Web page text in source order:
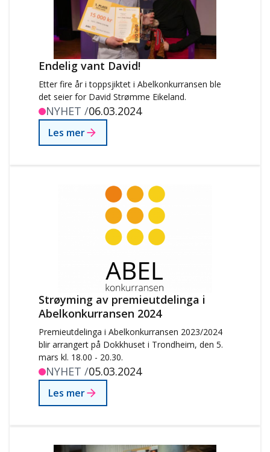
Endelig vant David!
Etter fire år i toppsjiktet i Abelkonkurransen ble
det seier for David Strømme Eikeland.
NYHET /06.03.2024
Les mer
Strøyming av premieutdelinga i
Abelkonkurransen 2024
Premieutdelinga i Abelkonkurransen 2023/2024
blir arrangert på Dokkhuset i Trondheim, den 5.
mars kl. 18.00 - 20.30.
NYHET /05.03.2024
Les mer